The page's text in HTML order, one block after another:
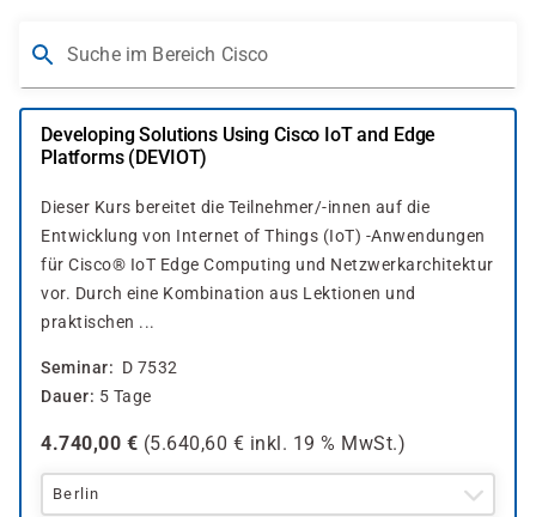
Suche im Bereich Cisco
Developing Solutions Using Cisco IoT and Edge
Platforms (DEVIOT)
Dieser Kurs bereitet die Teilnehmer/-innen auf die
Entwicklung von Internet of Things (IoT) -Anwendungen
für Cisco® IoT Edge Computing und Netzwerkarchitektur
vor. Durch eine Kombination aus Lektionen und
praktischen ...
Seminar
D 7532
Dauer
5 Tage
4.740,00 € (5.640,60 € inkl. 19 % MwSt.)
Berlin